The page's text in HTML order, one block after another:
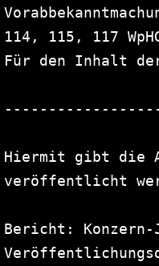
114, 115, 117
Für den Inhalt
Hiermit gibt die
veröffentlicht
Bericht: